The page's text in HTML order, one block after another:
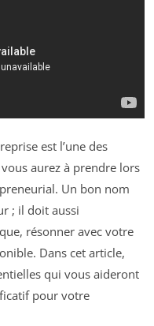
est l’une des
aurez à prendre lors
Un bon nom
; il doit aussi
résonner avec votre
Dans cet article,
qui vous aideront
pour votre